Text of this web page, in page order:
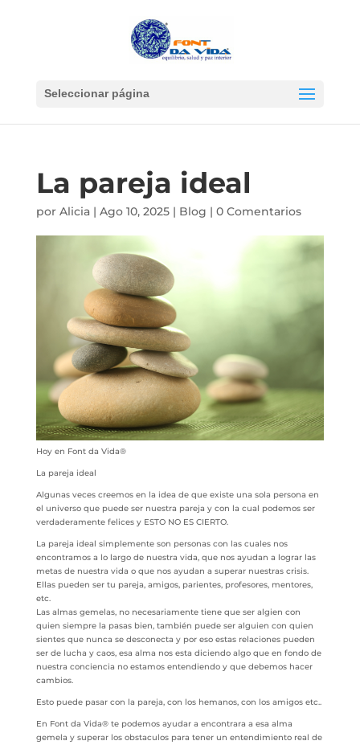
Seleccionar página
La pareja ideal
por Alicia| Ago 10, 2025| Blog | 0 Comentarios
Hoy en Font da Vida®
La pareja ideal
Algunas veces creemos en la idea de que existe una sola persona en
el universo que puede ser nuestra pareja y con la cual podemos ser
verdaderamente felices y ESTO NO ES CIERTO.
La pareja ideal simplemente son personas con las cuales nos
encontramos a lo largo de nuestra vida, que nos ayudan a lograr las
metas de nuestra vida o que nos ayudan a superar nuestras crisis.
Ellas pueden ser tu pareja, amigos, parientes, profesores, mentores,
etc.
Las almas gemelas, no necesariamente tiene que ser algien con
quien siempre la pasas bien, también puede ser alguien con quien
sientes que nunca se desconecta y por eso estas relaciones pueden
ser de lucha y caos, esa alma nos esta diciendo algo que en fondo de
nuestra conciencia no estamos entendiendo y que debemos hacer
cambios.
Esto puede pasar con la pareja, con los hemanos, con los amigos etc..
En Font da Vida® te podemos ayudar a encontrara a esa alma
gemela y superar los obstaculos para tener un entendimiento real de